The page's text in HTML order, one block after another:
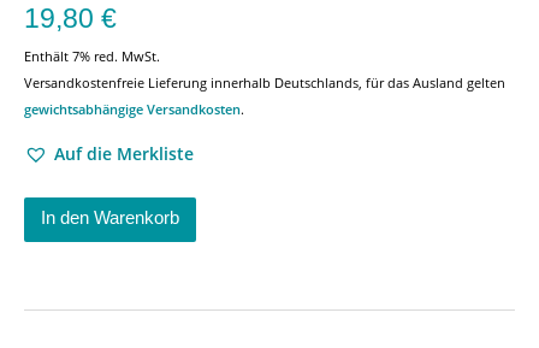
19,80 €
Enthält 7% red. MwSt.
Versandkostenfreie Lieferung innerhalb Deutschlands, für das Ausland gelten
gewichtsabhängige Versandkosten.
Auf die Merkliste
In den Warenkorb